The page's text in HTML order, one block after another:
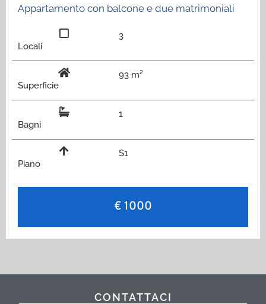
Appartamento con balcone e due matrimoniali
Locali
3
Superficie
93 m²
Bagni
1
Piano
S1
€ 1000
CONTATTACI